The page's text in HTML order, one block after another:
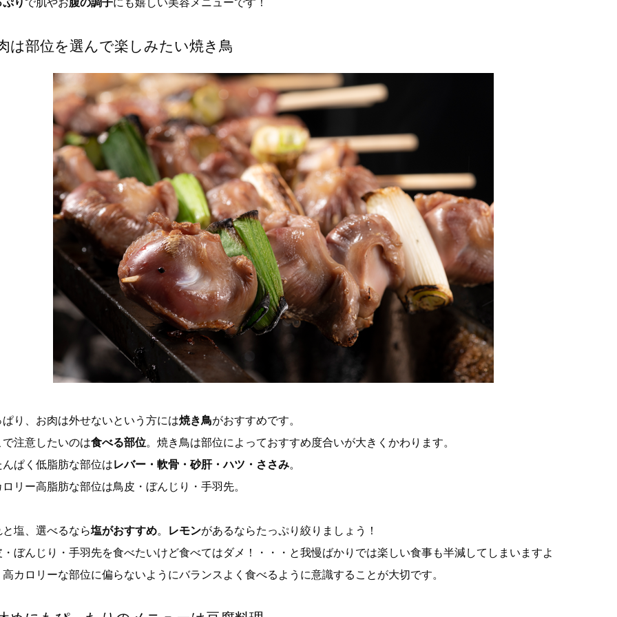
り で肌やお腹の調子にも嬉しい美容メニューです！
は部位を選んで楽しみたい焼き鳥
ぱり、お肉は外せないという方には焼き鳥がおすすめです。
で注意したいのは食べる部位。焼き鳥は部位によっておすすめ度合いが大きくかわります。
んぱく低脂肪な部位はレバー・軟骨・砂肝・ハツ・ささみ。
リー高脂肪な部位は鳥皮・ぼんじり・手羽先。
と塩、選べるなら塩がおすすめ。 レモンがあるならたっぷり絞りましょう！
・ぼんじり・手羽先を食べたいけど食べてはダメ！・・・と我慢ばかりでは楽しい食事も半減してしまいますよ
高カロリーな部位に偏らないようにバランスよく食べるように意識することが大切です。